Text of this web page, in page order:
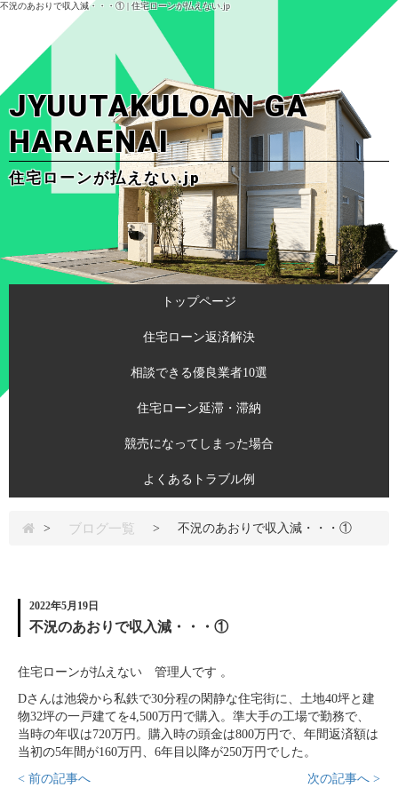
不況のあおりで収入減・・・① | 住宅ローンが払えない.jp
JYUUTAKULOAN GA
HARAENAI
住宅ローンが払えない.jp
トップページ
住宅ローン返済解決
相談できる優良業者10選
住宅ローン延滞・滞納
競売になってしまった場合
よくあるトラブル例
> ブログ一覧 > 不況のあおりで収入減・・・①
2022年5月19日
不況のあおりで収入減・・・①
住宅ローンが払えない 管理人です 。
Dさんは池袋から私鉄で30分程の閑静な住宅街に、土地40坪と建
物32坪の一戸建てを4,500万円で購入。準大手の工場で勤務で、
当時の年収は720万円。購入時の頭金は800万円で、年間返済額は
当初の5年間が160万円、6年目以降が250万円でした。
< 前の記事へ
次の記事へ >